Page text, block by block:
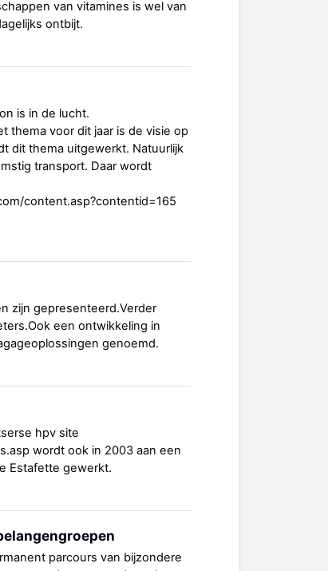
van vitamines is wel van
ontbijt.
is in de lucht.
thema voor dit jaar is de visie op
dit thema uitgewerkt. Natuurlijk
transport. Daar wordt
content.asp?contentid=165
zijn gepresenteerd.Verder
een ontwikkeling in
genoemd.
hpv site
wordt ook in 2003 aan een
Estafette gewerkt.
parcours van bijzondere